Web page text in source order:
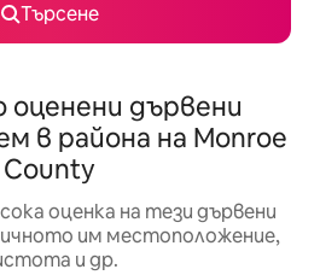
Търсене
оценени дървени
в района на Monroe
County
оценка на тези дървени
им местоположение,
и др.